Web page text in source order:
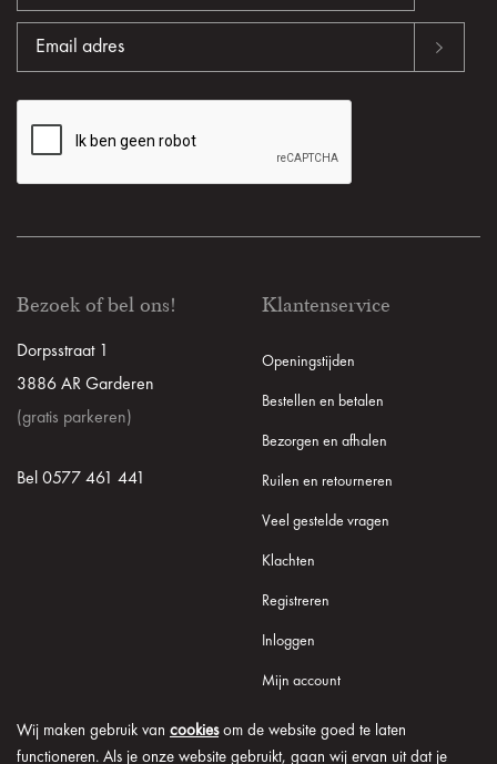
Wij maken gebruik van cookiesom de website goed te laten
functioneren. Als je onze website gebruikt, gaan wij ervan uit dat je
Bezoek of bel ons!
Dorpsstraat 1
3886 AR Garderen
(gratis parkeren)
Bel 0577 461 441
Klantenservice
Openingstijden
Bestellen en betalen
Bezorgen en afhalen
Ruilen en retourneren
Veel gestelde vragen
Klachten
Registreren
Inloggen
Mijn account